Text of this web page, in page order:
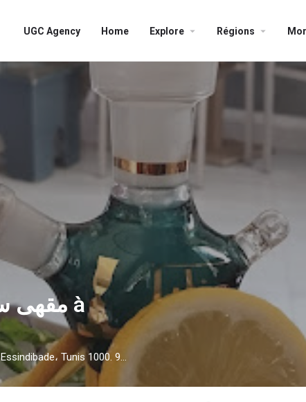
UGC Agency Home Explore Régions
Sakrani's coffee مقهى سكرانيس à Sindbad Road, Rue Essindibade، Tunis 1000. 97 avis avec une note de 5/5.